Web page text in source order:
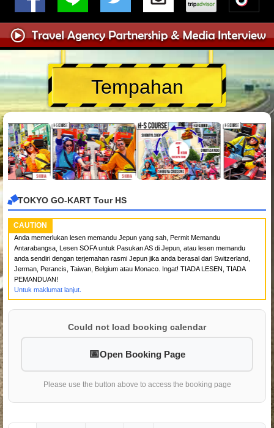
Tempahan
TOKYO GO-KART Tour HS
CAUTION
Anda memerlukan lesen memandu Jepun yang sah, Permit Memandu
Antarabangsa, Lesen SOFA untuk Pasukan AS di Jepun, atau lesen memandu
anda sendiri dengan terjemahan rasmi Jepun jika anda berasal dari Switzerland,
Jerman, Perancis, Taiwan, Belgium atau Monaco. Ingat! TIADA LESEN, TIADA
PEMANDUAN!
Untuk maklumat lanjut.
Could not load booking calendar
Open Booking Page
Please use the button above to access the booking page